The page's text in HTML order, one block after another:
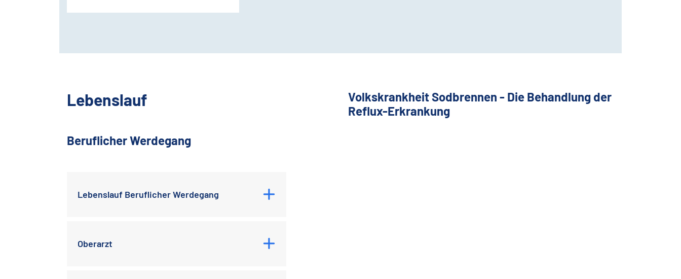
Lebenslauf
Beruflicher Werdegang
Lebenslauf Beruflicher Werdegang
Oberarzt
Volkskrankheit Sodbrennen - Die Behandlung der
Reflux-Erkrankung